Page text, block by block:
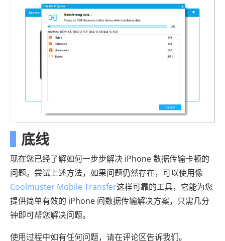
底线
现在您已经了解如何一步步解决 iPhone 数据传输卡顿的
问题。尝试上述方法，如果问题仍然存在，可以使用像
Coolmuster Mobile Transfer这样可靠的工具，它能为您
提供简单有效的 iPhone 间数据传输解决方案，只需几分
钟即可帮您解决问题。
使用过程中如有任何问题，请在评论区告诉我们。